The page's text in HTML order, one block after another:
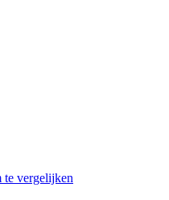
te vergelijken